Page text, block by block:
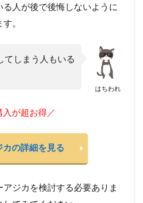
人が後で後悔しないように
。
はちわれ
てしまう人もいる
入が超お得／
カの詳細を見る
ジカを検討する必要ありま